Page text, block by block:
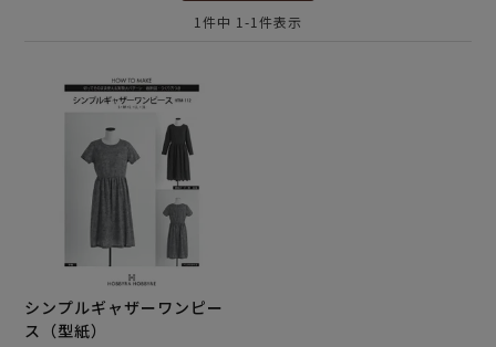
1 件中 1 -1 件表示
シンプルギャザーワンピー
ス（型紙）